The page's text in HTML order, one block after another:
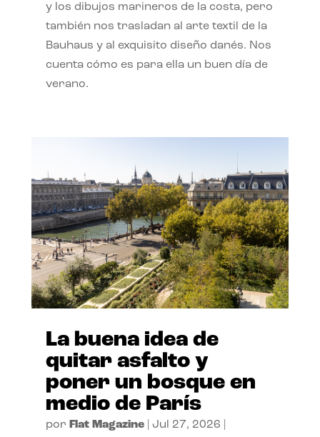
y los dibujos marineros de la costa, pero
también nos trasladan al arte textil de la
Bauhaus y al exquisito diseño danés. Nos
cuenta cómo es para ella un buen día de
verano.
La buena idea de
quitar asfalto y
poner un bosque en
medio de París
por Flat Magazine| Jul 27, 2026